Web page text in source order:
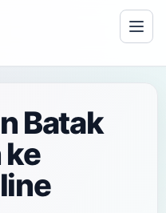
Batak
ke